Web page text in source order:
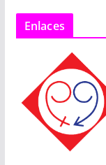
Enlaces